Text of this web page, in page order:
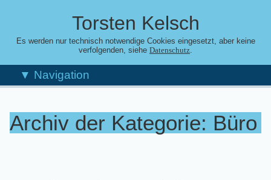
Torsten Kelsch
Es werden nur technisch notwendige Cookies eingesetzt, aber keine
verfolgenden, siehe Datenschutz.
▼ Navigation
Archiv der Kategorie: Büro